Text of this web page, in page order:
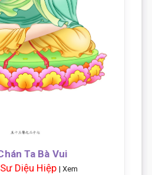
Ta Bà Vui
Diệu Hiệp | Xem